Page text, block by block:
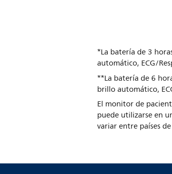
*La batería de 3
automático, ECG/
**La batería de 6
brillo automático,
El monitor de
puede utilizarse en
variar entre países